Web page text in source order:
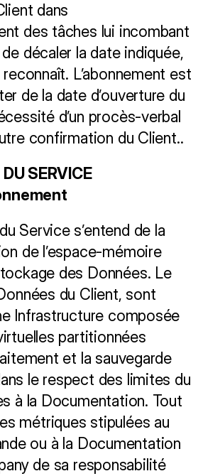
dans
des tâches lui incombant
décaler la date indiquée,
L’abonnement est
de la date d’ouverture du
d’un procès-verbal
confirmation du Client..
SERVICE
Service s’entend de la
de l’espace-mémoire
des Données. Le
du Client, sont
Infrastructure composée
partitionnées
et la sauvegarde
le respect des limites du
à la Documentation. Tout
métriques stipulées au
ou à la Documentation
de sa responsabilité